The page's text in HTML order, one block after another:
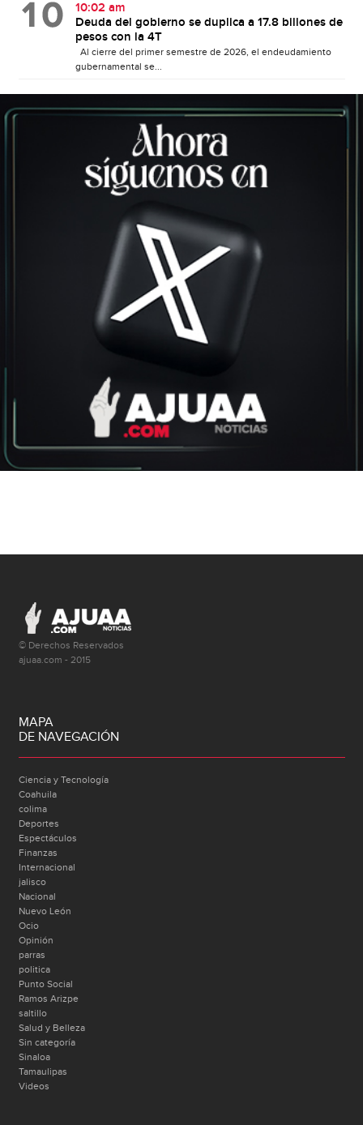
10:02 am
Deuda del gobierno se duplica a 17.8 billones de
pesos con la 4T
Al cierre del primer semestre de 2026, el endeudamiento
gubernamental se...
© Derechos Reservados
ajuaa.com - 2015
MAPA
DE NAVEGACIÓN
Ciencia y Tecnología
Coahuila
colima
Deportes
Espectáculos
Finanzas
Internacional
jalisco
Nacional
Nuevo León
Ocio
Opinión
parras
politica
Punto Social
Ramos Arizpe
saltillo
Salud y Belleza
Sin categoría
Sinaloa
Tamaulipas
Videos